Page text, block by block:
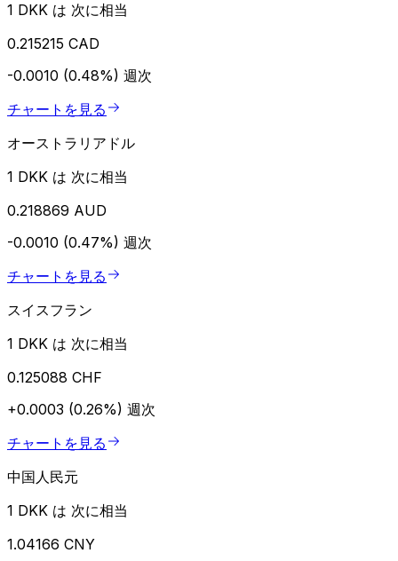
1 DKK は 次に相当
0.215215 CAD
-0.0010 (0.48%) 週次
チャートを見る
オーストラリアドル
1 DKK は 次に相当
0.218869 AUD
-0.0010 (0.47%) 週次
チャートを見る
スイスフラン
1 DKK は 次に相当
0.125088 CHF
+0.0003 (0.26%) 週次
チャートを見る
中国人民元
1 DKK は 次に相当
1.04166 CNY